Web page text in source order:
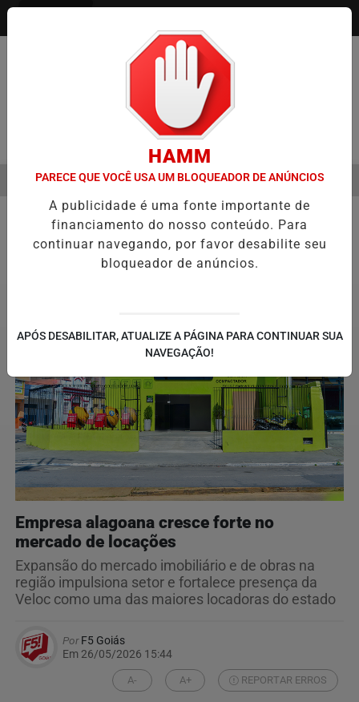
Pesquisar Notícia
A VIRADA DO VAREJO ÓPTICO EM 2026 WELTON LEMOS REÚNE
EM ALTA
MENU
Notícias Corporativas
Empresa alagoana cresce forte no
mercado de locações
Expansão do mercado imobiliário e de obras na
região impulsiona setor e fortalece presença da
Veloc como uma das maiores locadoras do estado
PorF5 Goiás
Em 26/05/2026 15:44
A- A+ REPORTAR ERROS
HAMM
PARECE QUE VOCÊ USA UM BLOQUEADOR DE ANÚNCIOS
A publicidade é uma fonte importante de
financiamento do nosso conteúdo. Para
continuar navegando, por favor desabilite seu
bloqueador de anúncios.
APÓS DESABILITAR, ATUALIZE A PÁGINA PARA CONTINUAR SUA
NAVEGAÇÃO!